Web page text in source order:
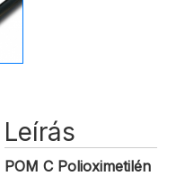
Leírás
POM C Polioximetilén